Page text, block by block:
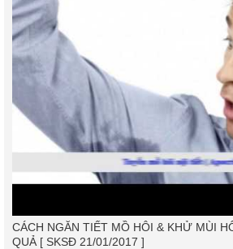
CÁCH NGĂN TIẾT MỒ HÔI & KHỬ MÙI
QUẢ [ SKSĐ 21/01/2017 ]